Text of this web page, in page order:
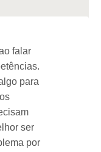
falar
para
ser
por